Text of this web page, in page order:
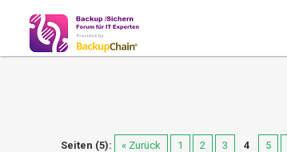
Seiten (5): « Zurück 1 2 3 4 5